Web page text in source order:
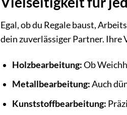
Egal, ob du Regale baust,
dein zuverlässiger Partner. Ihre
Holzbearbeitung:Ob
Metallbearbeitung:Auch
Kunststoffbearbeitung: